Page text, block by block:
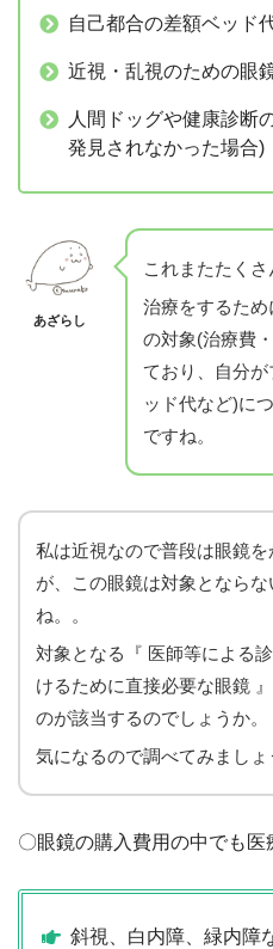
自己都合の差額ベッド
近視・乱視のための眼
人間ドッグや健康診断
発見されなかった場合)
あざらし
これまたたくさ
治療をするた
の対象(治療費
ており、自分
ッド代など)に
ですね。
私は近視なので普段は眼鏡を
が、この眼鏡は対象とならな
ね。。
対象となる『 医師等による
けるために直接必要な眼鏡
のが該当するのでしょうか。
気になるので調べてみましょ
〇眼鏡の購入費用の中でも
斜視、白内障、緑内障